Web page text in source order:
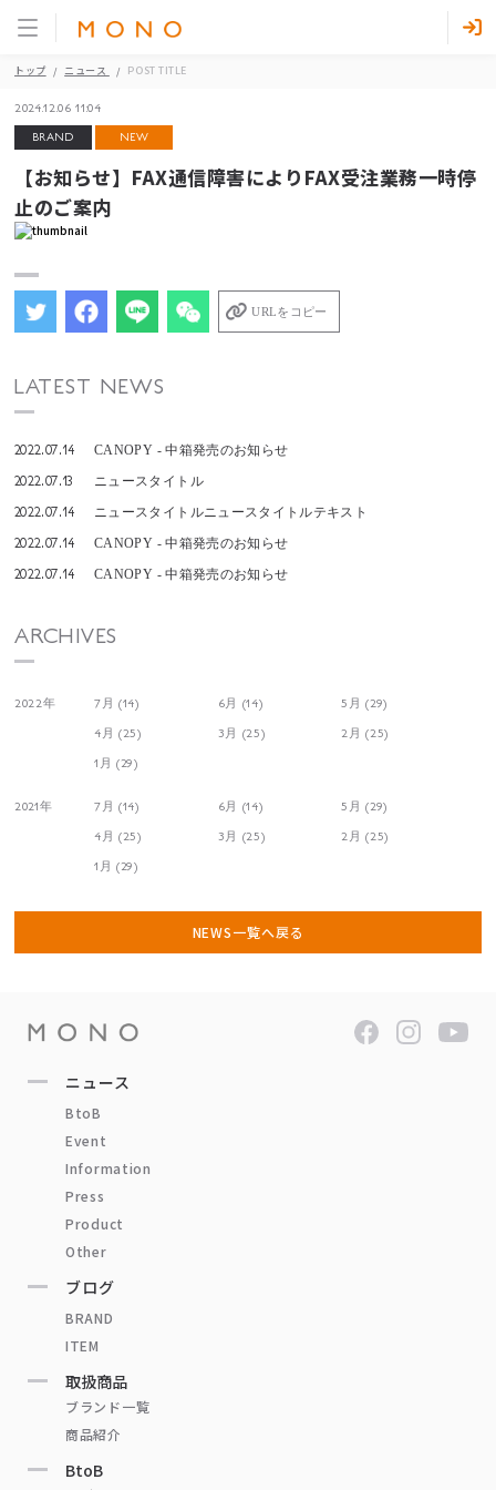
トップ ニュース POST TITLE
2024.12.06 11:04
BRAND NEW
【お知らせ】FAX通信障害によりFAX受注業務一時停
止のご案内
URLをコピー
LATEST NEWS
2022.07.14 CANOPY - 中箱発売のお知らせ
2022.07.13 ニュースタイトル
2022.07.14 ニュースタイトルニュースタイトルテキスト
2022.07.14 CANOPY - 中箱発売のお知らせ
2022.07.14 CANOPY - 中箱発売のお知らせ
ARCHIVES
2022年 7月 (14) 6月 (14)
5月 (29)
4月 (25)
3月 (25)
2月 (25)
1月 (29)
2021年 7月 (14) 6月 (14)
5月 (29)
4月 (25)
3月 (25)
2月 (25)
1月 (29)
NEWS一覧へ戻る
ニュース
BtoB
Event
Information
Press
Product
Other
ブログ
BRAND
ITEM
取扱商品
ブランド一覧
商品紹介
BtoB